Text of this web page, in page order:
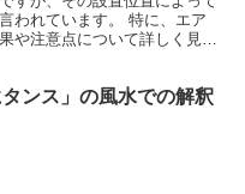
われています。 特に、エア
や注意点について詳しく見て
タンス」の風水での解釈